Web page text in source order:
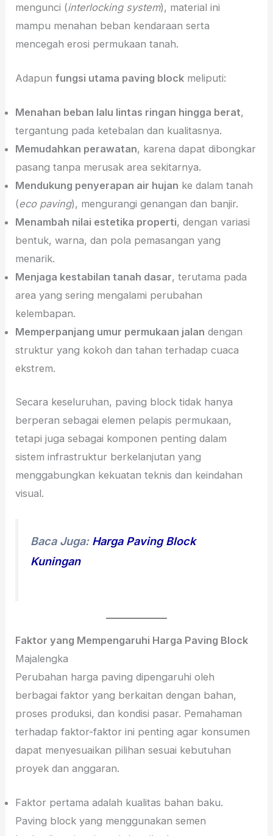
mengunci (interlocking system), material ini
mampu menahan beban kendaraan serta
mencegah erosi permukaan tanah.
Adapunfungsi utama paving block meliputi:
Menahan beban lalu lintas ringan hingga berat,
tergantung pada ketebalan dan kualitasnya.
Memudahkan perawatan, karena dapat dibongkar
pasang tanpa merusak area sekitarnya.
Mendukung penyerapan air hujan ke dalam tanah
(eco paving), mengurangi genangan dan banjir.
Menambah nilai estetika properti, dengan variasi
bentuk, warna, dan pola pemasangan yang
menarik.
Menjaga kestabilan tanah dasar, terutama pada
area yang sering mengalami perubahan
kelembapan.
Memperpanjang umur permukaan jalan dengan
struktur yang kokoh dan tahan terhadap cuaca
ekstrem.
Secara keseluruhan, paving block tidak hanya
berperan sebagai elemen pelapis permukaan,
tetapi juga sebagai komponen penting dalam
sistem infrastruktur berkelanjutan yang
menggabungkan kekuatan teknis dan keindahan
visual.
Baca Juga: Harga Paving Block
Kuningan
Faktor yang Mempengaruhi Harga Paving Block
Majalengka
Perubahan harga paving dipengaruhi oleh
berbagai faktor yang berkaitan dengan bahan,
proses produksi, dan kondisi pasar. Pemahaman
terhadap faktor-faktor ini penting agar konsumen
dapat menyesuaikan pilihan sesuai kebutuhan
proyek dan anggaran.
Faktor pertama adalah kualitas bahan baku.
Paving block yang menggunakan semen